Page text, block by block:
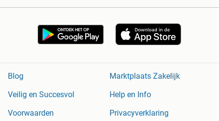
Blog
Marktplaats Zakelijk
Veilig en Succesvol
Help en Info
Voorwaarden
Privacyverklaring